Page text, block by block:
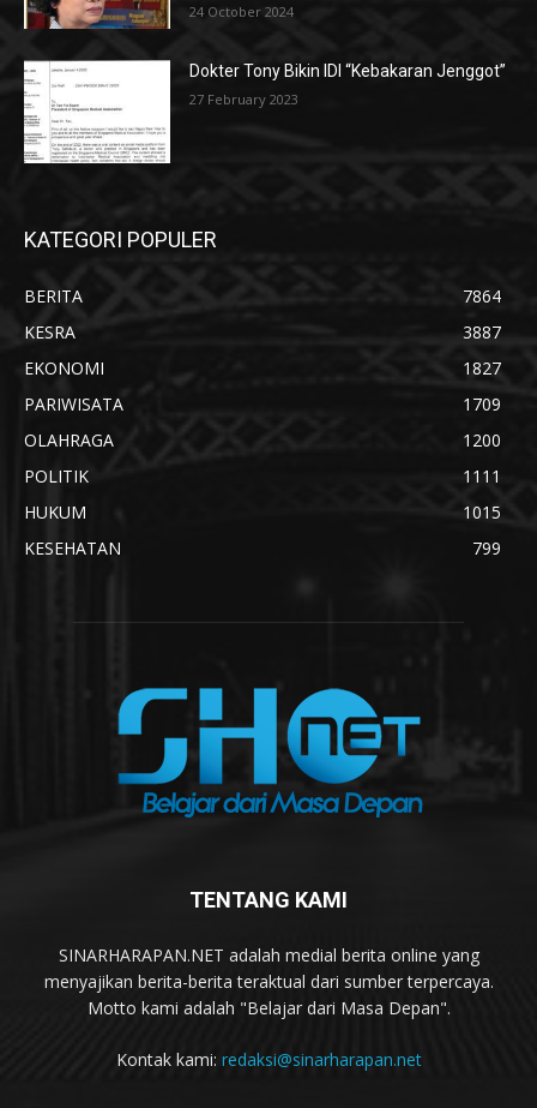
24 October 2024
Dokter Tony Bikin IDI “Kebakaran Jenggot”
27 February 2023
KATEGORI POPULER
BERITA
7864
KESRA
3887
EKONOMI
1827
PARIWISATA
1709
OLAHRAGA
1200
POLITIK
1111
HUKUM
1015
KESEHATAN
799
TENTANG KAMI
SINARHARAPAN.NET adalah medial berita online yang
menyajikan berita-berita teraktual dari sumber terpercaya.
Motto kami adalah "Belajar dari Masa Depan".
Kontak kami: redaksi@sinarharapan.net